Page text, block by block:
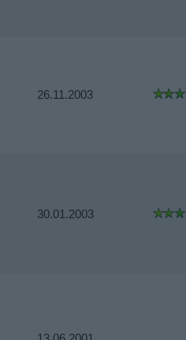
26.11.2003
30.01.2003